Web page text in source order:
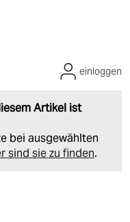
Artikel ist
bei ausgewählten
sind sie zu finden.
einloggen